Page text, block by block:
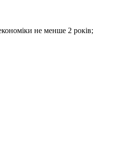
не менше 2 років;